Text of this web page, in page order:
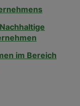
im Bereich